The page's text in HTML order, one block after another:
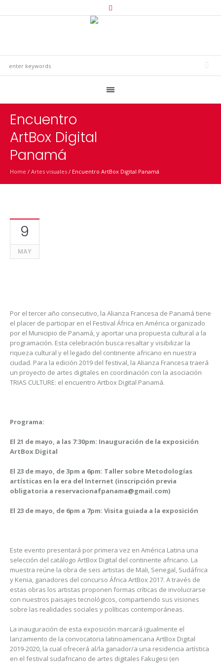
Encuentro
ArtBox Digital
Panamá
Home / Artes visuales / Encuentro ArtBox Digital Panamá
9
MAY
Por el tercer año consecutivo, la Alianza Francesa de Panamá tiene
el placer de participar en el Festival África en América organizado
por el Municipio de Panamá, y aportar una propuesta cultural a la
programación. Esta celebración busca resaltar y visibilizar la
riqueza cultural y el legado del continente africano en nuestra
ciudad. Para la edición 2019 del festival, la Alianza Francesa traerá
un proyecto de artes digitales en coordinación con la asociación
TRIAS CULTURE: el encuentro Artbox Digital Panamá.
Programa:
El 21 de mayo, a las 7:30pm: Inauguración de la exposición
ArtBox Digital
El 23 de mayo, de 3pm a 6pm: Taller sobre Metodologías
artísticas en la era del Internet (inscripción previa
obligatoria a reservacionafpanama@gmail.com)
El 23 de mayo, de 6pm a 7pm: Visita guiada a la exposición
Este evento presentará por primera vez en América Latina una
selección del catálogo ArtBox Digital del continente africano. La
muestra reúne la obra de seis artistas de Mali, Senegal, Sudáfrica
y Kenia, ganadores del concurso África ArtBox 2017. A través de
estas obras los artistas proponen formas críticas de involucrarse
con nuestros paisajes tecnológicos, compartiendo sus visiones
sobre las realidades sociales y políticas contemporáneas.
La inauguración de esta exposición marcará igualmente el
lanzamiento de la convocatoria latinoamericana ArtBox Digital
2019-2020, la cual ofrecerá al/la ganador/a una residencia artística
en el festival sudafricano de artes digitales Fakugesi (en